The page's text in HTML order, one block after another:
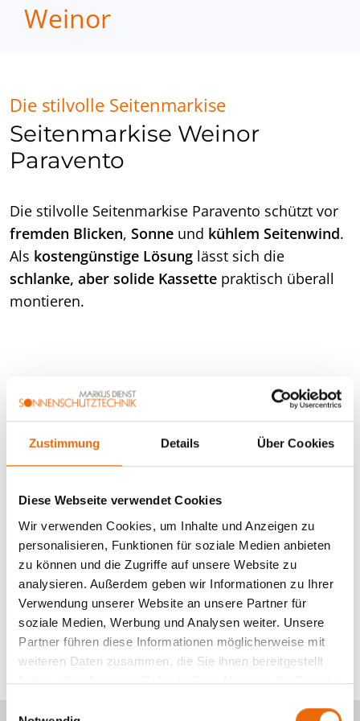
Zustimmung Details Über Cookies
Diese Webseite verwendet Cookies
Wir verwenden Cookies, um Inhalte und Anzeigen zu
personalisieren, Funktionen für soziale Medien anbieten
zu können und die Zugriffe auf unsere Website zu
analysieren. Außerdem geben wir Informationen zu Ihrer
Verwendung unserer Website an unsere Partner für
soziale Medien, Werbung und Analysen weiter. Unsere
Partner führen diese Informationen möglicherweise mit
weiteren Daten zusammen, die Sie ihnen bereitgestellt
haben oder die sie im Rahmen Ihrer Nutzung der Dienste
Weinor
Die stilvolle Seitenmarkise
Seitenmarkise Weinor
Paravento
Die stilvolle Seitenmarkise Paravento schützt vor
fremden Blicken, Sonne und kühlem Seitenwind.
Als kostengünstige Lösung lässt sich die
schlanke, aber solide Kassette praktisch überall
montieren.
Produktvorteile
Mit nur einem Griff aus- und wieder einfahrbar 
Im Winter leicht auszuhängen und platzsparend
Als abgeschrägte Variante erhältlich
Stoff kann auf eine Markise abgestimmt werden
oder ermöglicht als Screen-Stoff die Durchsicht
nach draußen
Jetzt unverbindliches Angebot anfordern!